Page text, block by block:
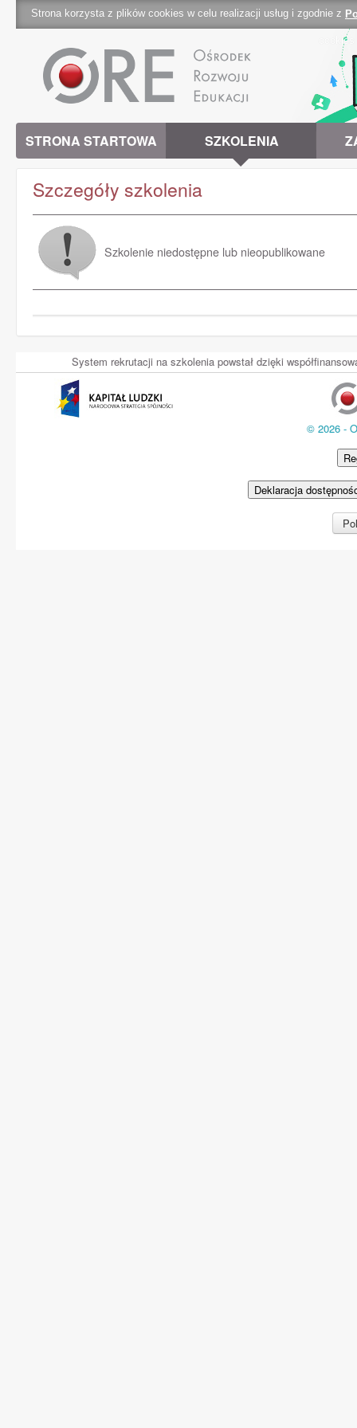
Strona korzysta z plików cookies w celu realizacji usług i zgodnie z
STRONA STARTOWA SZKOLENIA
Szczegóły szkolenia
Szkolenie niedostępne lub nieopublikowane
System rekrutacji na szkolenia powstał dzięki
© 2026 -
Deklaracja